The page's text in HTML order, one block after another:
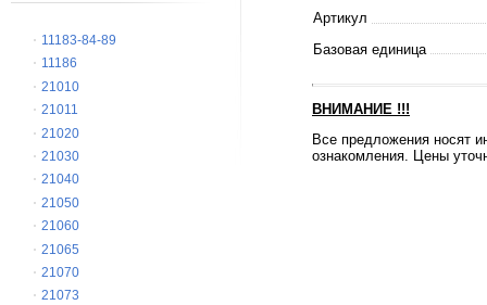
11183-84-89
11186
21010
21011
21020
21030
21040
21050
21060
21065
21070
21073
Артикул
Базовая единица
ВНИМАНИЕ !!!
Все предложения носят
ознакомления. Цены